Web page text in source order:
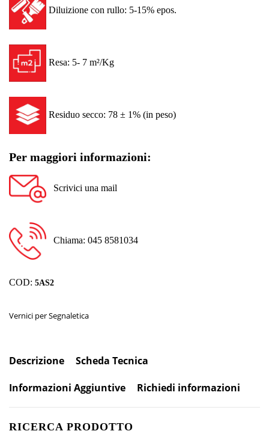
Diluizione con rullo: 5-15% epos.
Resa: 5- 7 m²/Kg
Residuo secco: 78 ± 1% (in peso)
Per maggiori informazioni:
Scrivici una mail
Chiama: 045 8581034
COD: 5AS2
Vernici per Segnaletica
Descrizione Scheda Tecnica
Informazioni Aggiuntive Richiedi informazioni
RICERCA PRODOTTO